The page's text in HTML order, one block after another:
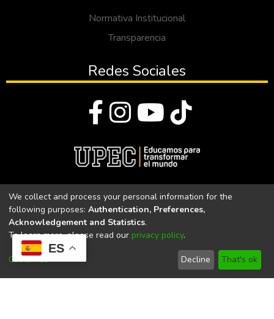
ES
Normativa Institucional
Transparencia
Redes Sociales
Universidad Politécnica Estatal del Carchi
Universidad Politécnica Estatal del Carchi | Acreditada por el
CACES Resolución N°. 160-SE-33-CACES-2020
We collect and process your personal information for the
following purposes: Authentication, Preferences,
Acknowledgement and Statistics.
To learn more, please read our privacy policy.
Customize Decline That's ok